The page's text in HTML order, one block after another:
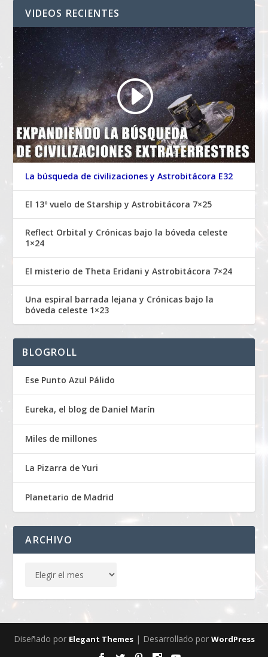
VIDEOS RECIENTES
La búsqueda de civilizaciones y Astrobitácora E32
El 13º vuelo de Starship y Astrobitácora 7×25
Reflect Orbital y Crónicas bajo la bóveda celeste
1×24
El misterio de Theta Eridani y Astrobitácora 7×24
Una espiral barrada lejana y Crónicas bajo la
bóveda celeste 1×23
BLOGROLL
Ese Punto Azul Pálido
Eureka, el blog de Daniel Marín
Miles de millones
La Pizarra de Yuri
Planetario de Madrid
ARCHIVO
Diseñado por Elegant Themes| Desarrollado por WordPress